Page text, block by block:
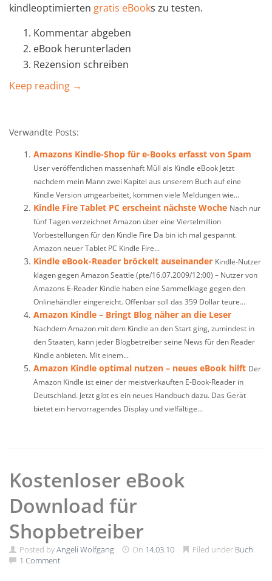
kindleoptimierten gratis eBooks zu testen.
Kommentar abgeben
eBook herunterladen
Rezension schreiben
Keep reading →
Verwandte Posts:
Amazons Kindle-Shop für e-Books erfasst von Spam
User veröffentlichen massenhaft Müll als Kindle eBook Jetzt
nachdem mein Mann zwei Kapitel aus unserem Buch auf eine
Kindle Version umgearbeitet, kommen viele Meldungen wie...
Kindle Fire Tablet PC erscheint nächste Woche Nach nur
fünf Tagen verzeichnet Amazon über eine Viertelmillion
Vorbestellungen für den Kindle Fire Da bin ich mal gespannt.
Amazon neuer Tablet PC Kindle Fire...
Kindle eBook-Reader bröckelt auseinander Kindle-Nutzer
klagen gegen Amazon Seattle (pte/16.07.2009/12:00) – Nutzer von
Amazons E-Reader Kindle haben eine Sammelklage gegen den
Onlinehändler eingereicht. Offenbar soll das 359 Dollar teure...
Amazon Kindle – Bringt Blog näher an die Leser
Nachdem Amazon mit dem Kindle an den Start ging, zumindest in
den Staaten, kann jeder Blogbetreiber seine News für den Reader
Kindle anbieten. Mit einem...
Amazon Kindle optimal nutzen – neues eBook hilft Der
Amazon Kindle ist einer der meistverkauften E-Book-Reader in
Deutschland. Jetzt gibt es ein neues Handbuch dazu. Das Gerät
bietet ein hervorragendes Display und vielfältige...
Kostenloser eBook
Download für
Shopbetreiber
Posted byAngeli Wolfgang On 14.03.10 Filed under Buch
1 Comment